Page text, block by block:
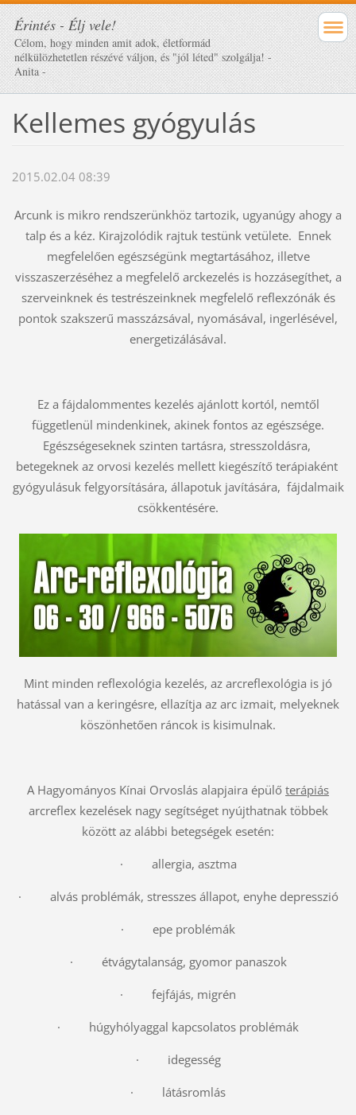
Érintés - Élj vele!
Célom, hogy minden amit adok, életformád
nélkülözhetetlen részévé váljon, és "jól léted" szolgálja! -
Anita -
Kellemes gyógyulás
2015.02.04 08:39
Arcunk is mikro rendszerünkhöz tartozik, ugyanúgy ahogy a
talp és a kéz. Kirajzolódik rajtuk testünk vetülete. Ennek
megfelelően egészségünk megtartásához, illetve
visszaszerzéséhez a megfelelő arckezelés is hozzásegíthet, a
szerveinknek és testrészeinknek megfelelő reflexzónák és
pontok szakszerű masszázsával, nyomásával, ingerlésével,
energetizálásával.
Ez a fájdalommentes kezelés ajánlott kortól, nemtől
függetlenül mindenkinek, akinek fontos az egészsége.
Egészségeseknek szinten tartásra, stresszoldásra,
betegeknek az orvosi kezelés mellett kiegészítő terápiaként
gyógyulásuk felgyorsítására, állapotuk javítására, fájdalmaik
csökkentésére.
Mint minden reflexológia kezelés, az arcreflexológia is jó
hatással van a keringésre, ellazítja az arc izmait, melyeknek
köszönhetően ráncok is kisimulnak.
A Hagyományos Kínai Orvoslás alapjaira épülő terápiás
arcreflex kezelések nagy segítséget nyújthatnak többek
között az alábbi betegségek esetén:
· allergia, asztma
· alvás problémák, stresszes állapot, enyhe depresszió
· epe problémák
· étvágytalanság, gyomor panaszok
· fejfájás, migrén
· húgyhólyaggal kapcsolatos problémák
· idegesség
· látásromlás